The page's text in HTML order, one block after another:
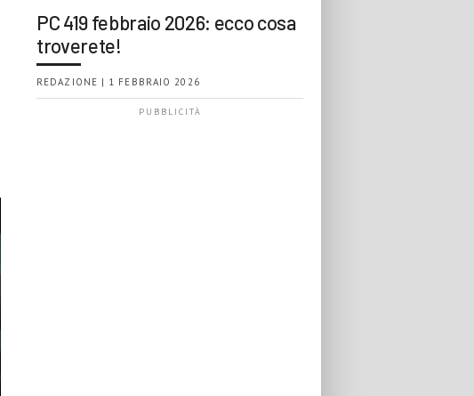
PC 419 febbraio 2026: ecco cosa
troverete!
REDAZIONE | 1 FEBBRAIO 2026